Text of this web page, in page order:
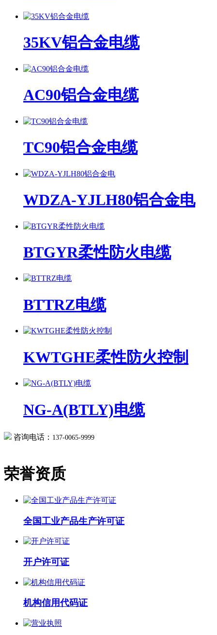
35KV铝合金电缆
AC90铝合金电缆
TC90铝合金电缆
WDZA-YJLH80铝合金电
BTGYR柔性防火电缆
BTTRZ电缆
KWTGHE柔性防火控制
NG-A(BTLY)电缆
咨询电话： 137-0065-9999
荣誉资质
全国工业产品生产许可证
开户许可证
机构信用代码证